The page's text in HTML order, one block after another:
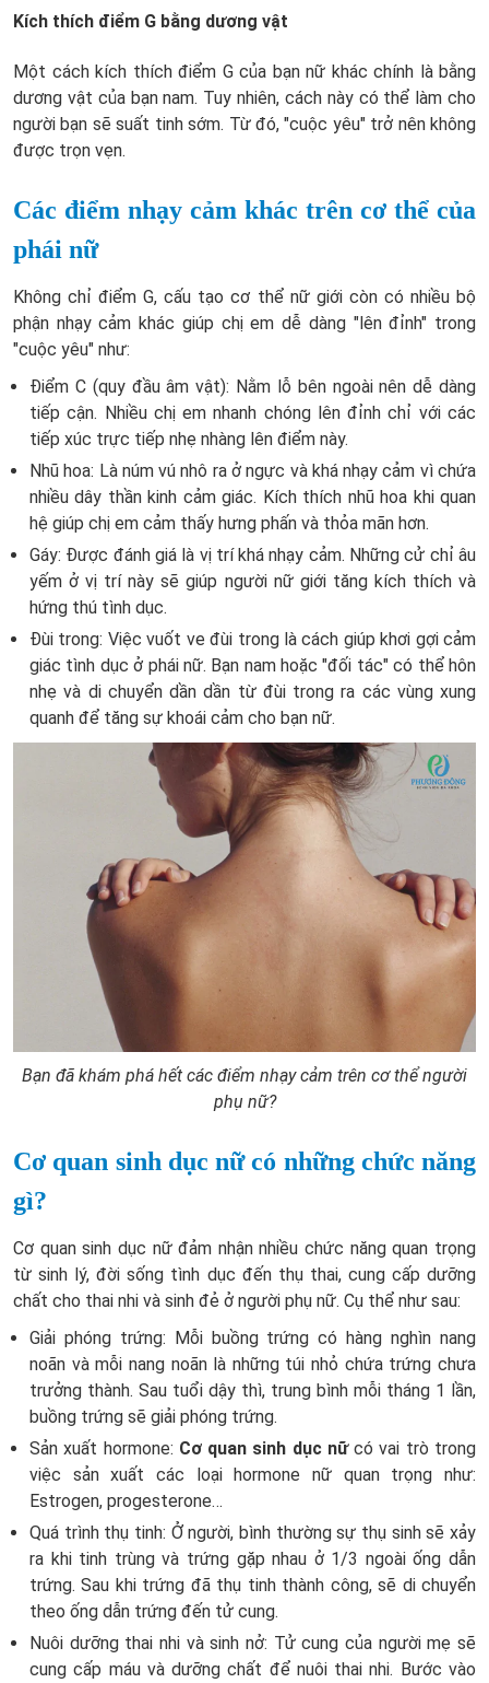
Kích thích điểm G bằng dương vật
Một cách kích thích điểm G của bạn nữ khác chính là bằng
dương vật của bạn nam. Tuy nhiên, cách này có thể làm cho
người bạn sẽ suất tinh sớm. Từ đó, "cuộc yêu" trở nên không
được trọn vẹn.
Các điểm nhạy cảm khác trên cơ thể của
phái nữ
Không chỉ điểm G, cấu tạo cơ thể nữ giới còn có nhiều bộ
phận nhạy cảm khác giúp chị em dễ dàng "lên đỉnh" trong
"cuộc yêu" như:
Điểm C (quy đầu âm vật): Nằm lỗ bên ngoài nên dễ dàng
tiếp cận. Nhiều chị em nhanh chóng lên đỉnh chỉ với các
tiếp xúc trực tiếp nhẹ nhàng lên điểm này.
Nhũ hoa: Là núm vú nhô ra ở ngực và khá nhạy cảm vì chứa
nhiều dây thần kinh cảm giác. Kích thích nhũ hoa khi quan
hệ giúp chị em cảm thấy hưng phấn và thỏa mãn hơn.
Gáy: Được đánh giá là vị trí khá nhạy cảm. Những cử chỉ âu
yếm ở vị trí này sẽ giúp người nữ giới tăng kích thích và
hứng thú tình dục.
Đùi trong: Việc vuốt ve đùi trong là cách giúp khơi gợi cảm
giác tình dục ở phái nữ. Bạn nam hoặc "đối tác" có thể hôn
nhẹ và di chuyển dần dần từ đùi trong ra các vùng xung
quanh để tăng sự khoái cảm cho bạn nữ.
Bạn đã khám phá hết các điểm nhạy cảm trên cơ thể người
phụ nữ?
Cơ quan sinh dục nữ có những chức năng
gì?
Cơ quan sinh dục nữ đảm nhận nhiều chức năng quan trọng
từ sinh lý, đời sống tình dục đến thụ thai, cung cấp dưỡng
chất cho thai nhi và sinh đẻ ở người phụ nữ. Cụ thể như sau:
Giải phóng trứng: Mỗi buồng trứng có hàng nghìn nang
noãn và mỗi nang noãn là những túi nhỏ chứa trứng chưa
trưởng thành. Sau tuổi dậy thì, trung bình mỗi tháng 1 lần,
buồng trứng sẽ giải phóng trứng.
Sản xuất hormone: Cơ quan sinh dục nữcó vai trò trong
việc sản xuất các loại hormone nữ quan trọng như:
Estrogen, progesterone…
Quá trình thụ tinh: Ở người, bình thường sự thụ sinh sẽ xảy
ra khi tinh trùng và trứng gặp nhau ở 1/3 ngoài ống dẫn
trứng. Sau khi trứng đã thụ tinh thành công, sẽ di chuyển
theo ống dẫn trứng đến tử cung.
Nuôi dưỡng thai nhi và sinh nở: Tử cung của người mẹ sẽ
cung cấp máu và dưỡng chất để nuôi thai nhi. Bước vào